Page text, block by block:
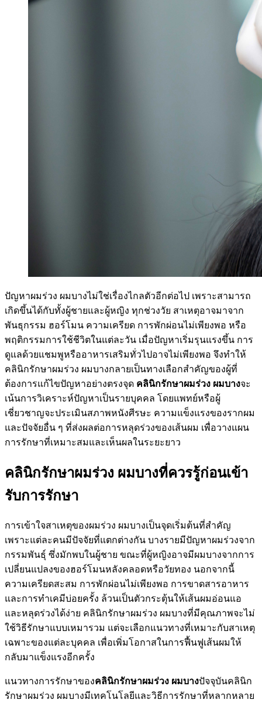
ปัญหาผมร่วง ผมบางไม่ใช่เรื่องไกลตัวอีกต่อไป เพราะสามารถ
เกิดขึ้นได้กับทั้งผู้ชายและผู้หญิง ทุกช่วงวัย สาเหตุอาจมาจาก
พันธุกรรม ฮอร์โมน ความเครียด การพักผ่อนไม่เพียงพอ หรือ
พฤติกรรมการใช้ชีวิตในแต่ละวัน เมื่อปัญหาเริ่มรุนแรงขึ้น การ
ดูแลด้วยแชมพูหรืออาหารเสริมทั่วไปอาจไม่เพียงพอ จึงทำให้
คลินิกรักษาผมร่วง ผมบางกลายเป็นทางเลือกสำคัญของผู้ที่
ต้องการแก้ไขปัญหาอย่างตรงจุด คลินิกรักษาผมร่วง ผมบางจะ
เน้นการวิเคราะห์ปัญหาเป็นรายบุคคล โดยแพทย์หรือผู้
เชี่ยวชาญจะประเมินสภาพหนังศีรษะ ความแข็งแรงของรากผม
และปัจจัยอื่น ๆ ที่ส่งผลต่อการหลุดร่วงของเส้นผม เพื่อวางแผน
การรักษาที่เหมาะสมและเห็นผลในระยะยาว
คลินิกรักษาผมร่วง ผมบางที่ควรรู้ก่อนเข้า
รับการรักษา
การเข้าใจสาเหตุของผมร่วง ผมบางเป็นจุดเริ่มต้นที่สำคัญ
เพราะแต่ละคนมีปัจจัยที่แตกต่างกัน บางรายมีปัญหาผมร่วงจาก
กรรมพันธุ์ ซึ่งมักพบในผู้ชาย ขณะที่ผู้หญิงอาจมีผมบางจากการ
เปลี่ยนแปลงของฮอร์โมนหลังคลอดหรือวัยทอง นอกจากนี้
ความเครียดสะสม การพักผ่อนไม่เพียงพอ การขาดสารอาหาร
และการทำเคมีบ่อยครั้ง ล้วนเป็นตัวกระตุ้นให้เส้นผมอ่อนแอ
และหลุดร่วงได้ง่าย คลินิกรักษาผมร่วง ผมบางที่มีคุณภาพจะไม่
ใช้วิธีรักษาแบบเหมารวม แต่จะเลือกแนวทางที่เหมาะกับสาเหตุ
เฉพาะของแต่ละบุคคล เพื่อเพิ่มโอกาสในการฟื้นฟูเส้นผมให้
กลับมาแข็งแรงอีกครั้ง
แนวทางการรักษาของคลินิกรักษาผมร่วง ผมบางปัจจุบันคลินิก
รักษาผมร่วง ผมบางมีเทคโนโลยีและวิธีการรักษาที่หลากหลาย